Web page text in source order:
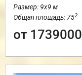
Размер: 9х9 м
Общая площадь: 752
от 1739000